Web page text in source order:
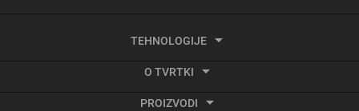
TEHNOLOGIJE
O TVRTKI
PROIZVODI